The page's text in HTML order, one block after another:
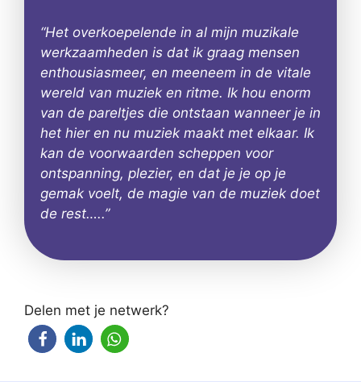
“Het overkoepelende in al mijn muzikale
werkzaamheden is dat ik graag mensen
enthousiasmeer, en meeneem in de vitale
wereld van muziek en ritme. Ik hou enorm
van de pareltjes die ontstaan wanneer je in
het hier en nu muziek maakt met elkaar. Ik
kan de voorwaarden scheppen voor
ontspanning, plezier, en dat je je op je
gemak voelt, de magie van de muziek doet
de rest…..”
Delen met je netwerk?